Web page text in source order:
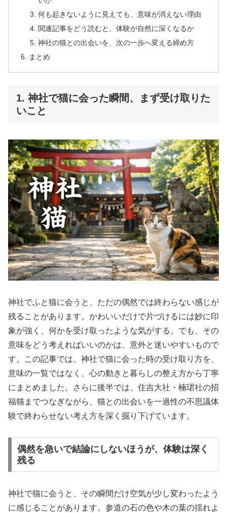
何も起きないように見えても、意味が消えない理由
関連記事をどう読むと、体験が自然に深くなるか
神社の猫との出会いを、次の一歩へ変える締め方
まとめ
1. 神社で猫に会った瞬間、まず受け取りた
いこと
神社でふと猫に会うと、ただの偶然では終わらない感じが
残ることがあります。かわいいだけで片づけるには妙に印
象が強く、何かを受け取ったような気がする。でも、その
意味をどう考えればいいのかは、意外と迷いやすいもので
す。この記事では、神社で猫に会った時の受け取り方を、
意味の一覧ではなく、心の動きと暮らしの整え方から丁寧
にまとめました。さらに後半では、住吉大社・楠珺社の招
福猫までつなぎながら、猫との出会いを一過性の不思議体
験で終わらせない考え方を深く掘り下げています。
偶然を急いで結論にしないほうが、体験は深く
残る
神社で猫に会うと、その瞬間だけ空気が少し変わったよう
に感じることがあります。参道の石の色や木の葉の揺れよ